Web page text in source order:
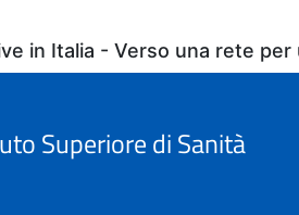
in Italia - Verso una rete
Superiore di Sanità